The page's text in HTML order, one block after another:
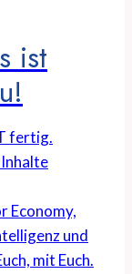
ist
fertig.
Economy,
und
mit Euch.